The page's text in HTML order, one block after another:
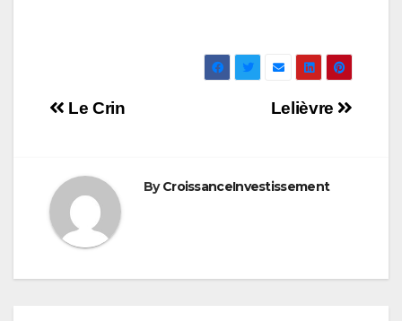
Navigation
l’article
Lelièvre
Le Crin
ByCroissanceInvestissement